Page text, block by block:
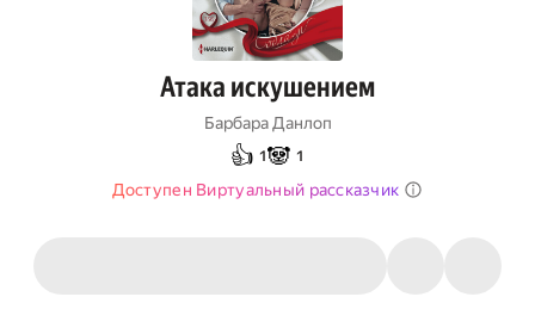
Атака искушением
Барбара Данлоп
👍 1🐼 1
Доступен Виртуальный рассказчик